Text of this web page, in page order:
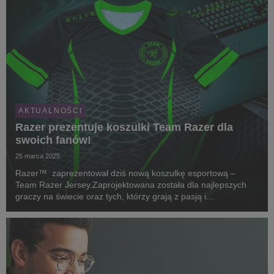
AKTUALNOŚCI
Razer prezentuje koszulki Team Razer dla
swoich fanów!
25 marca 2025
Razer™ zaprezentował dziś nową koszulkę esportową –
Team Razer Jersey.Zaprojektowana została dla najlepszych
graczy na świecie oraz tych, którzy grają z pasją i